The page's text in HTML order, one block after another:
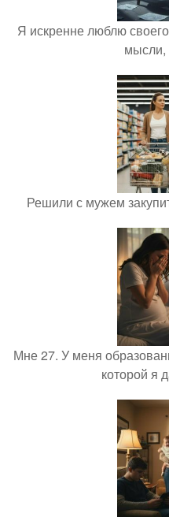
Я искренне люблю
мысли,
Решили с мужем
Мне 27. У меня
которой я